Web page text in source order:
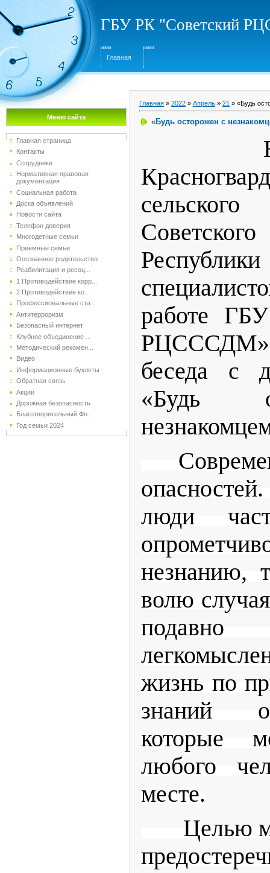
ГБУ РК "Советский
Главная
Меню сайта
Главная страница
Контакты
Сотрудники
Нормативная правовая
документация
Социальная работа
Доска объявлений
Новости сайта
Телефон доверия
Многодетные семьи
Приемные семьи
Осознанное родительство
Реабилитация и ресоц...
1 Противодействие корр...
2 Противодействие ко...
Профессиональные ста...
Антитерроризм
Безопасный интернет
Клубное объединение ...
Методический рекомен...
Видео
Информационные буклеты
Обратная связь
Акции
Дорожная безопасность
Благотворительный Фо...
Год семьи 2024
Главная » 2022 » Апрель » 21 » «Будь
«Будь осторожен с
работе
беседа с
«Будь
люди
незнанию,
волю
жизнь по
знаний
которые
любого
месте.
Целью